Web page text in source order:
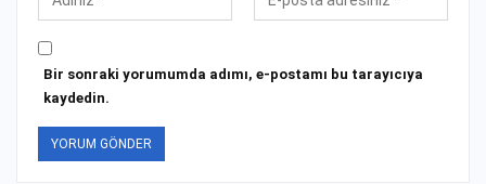
Bir sonraki yorumumda adımı, e-postamı bu tarayıcıya
kaydedin.